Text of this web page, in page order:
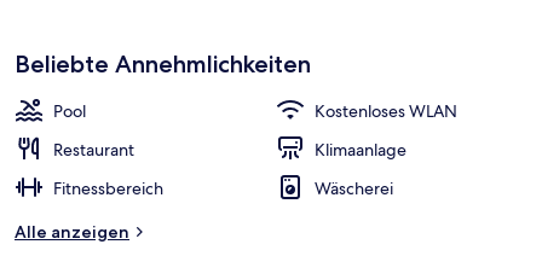
Beliebte Annehmlichkeiten
Pool
Kostenloses WLAN
Restaurant
Klimaanlage
Fitnessbereich
Wäscherei
Alle anzeigen